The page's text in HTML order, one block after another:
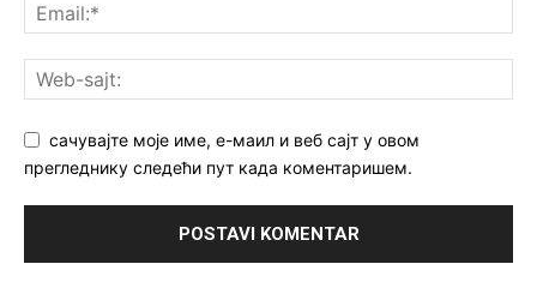
сачувајте моје име, е-маил и веб сајт у овом
прегледнику следећи пут када коментаришем.